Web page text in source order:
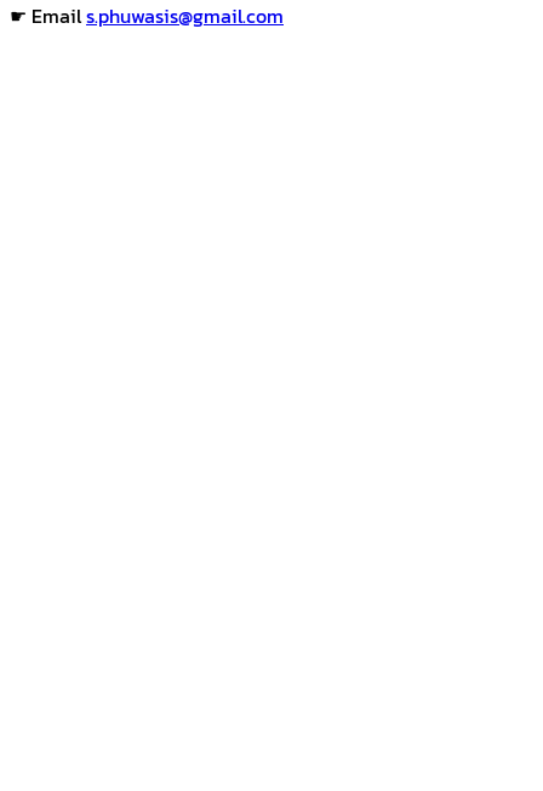
☛ Emails.phuwasis@gmail.com